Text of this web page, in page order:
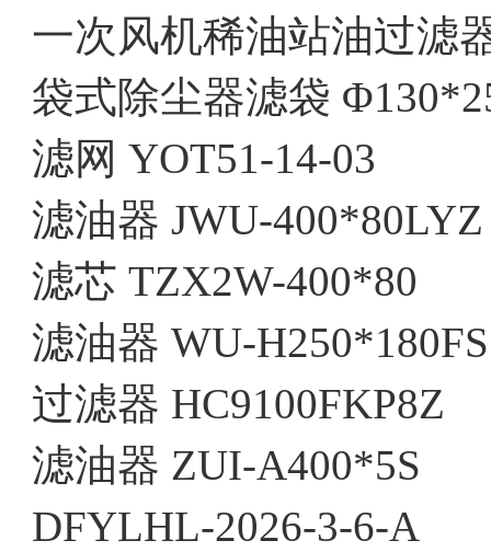
一次风机稀油站油过滤
袋式除尘器滤袋
滤网 YOT51-14-03
滤油器 JWU-400*80LYZ
滤芯 TZX2W-400*80
滤油器 WU-H250*180FS
过滤器 HC9100FKP8Z
滤油器 ZUI-A400*5S
DFYLHL-2026-3-6-A